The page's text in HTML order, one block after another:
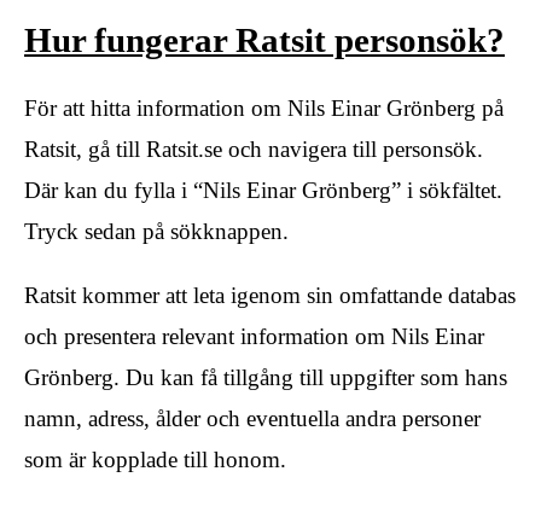
Hur fungerar Ratsit personsök?
För att hitta information om Nils Einar Grönberg på
Ratsit, gå till Ratsit.se och navigera till personsök.
Där kan du fylla i “Nils Einar Grönberg” i sökfältet.
Tryck sedan på sökknappen.
Ratsit kommer att leta igenom sin omfattande databas
och presentera relevant information om Nils Einar
Grönberg. Du kan få tillgång till uppgifter som hans
namn, adress, ålder och eventuella andra personer
som är kopplade till honom.